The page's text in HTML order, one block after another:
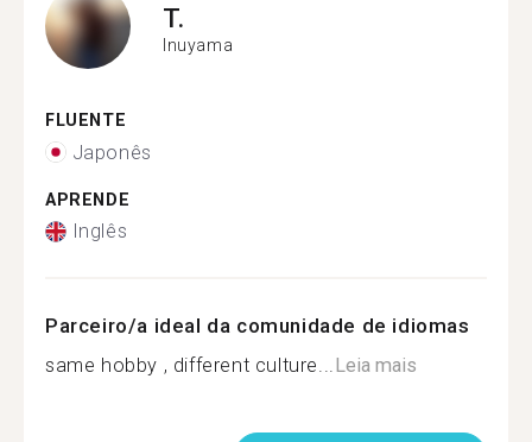
T.
Inuyama
FLUENTE
Japonês
APRENDE
Inglês
Parceiro/a ideal da comunidade de idiomas
same hobby , different culture...Leia mais